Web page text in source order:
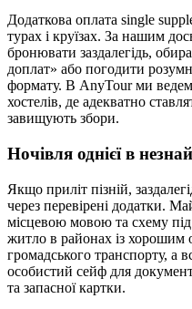
Додаткова оплата single
турах і круїзах. За нашим
бронювати заздалегідь,
доплат» або погодити
формату. В AnyTour ми
хостелів, де адекватно
завищують збори.
Ночівля однієї в
Якщо приліт пізній,
через перевірені додатки.
місцевою мовою та схему
житло в районах із хорошим
громадського транспорту, а
особистий сейф для
та запасної картки.